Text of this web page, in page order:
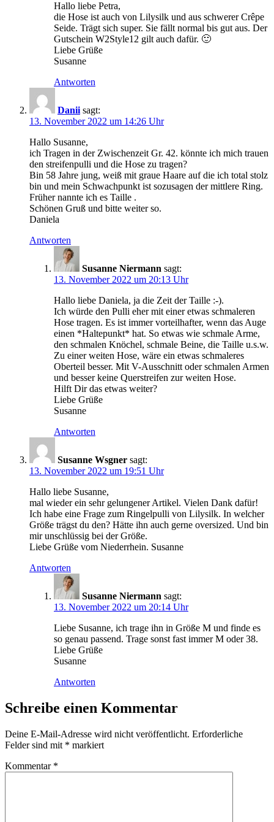
Hallo liebe Petra,
die Hose ist auch von Lilysilk und aus schwerer Crêpe
Seide. Trägt sich super. Sie fällt normal bis gut aus. Der
Gutschein W2Style12 gilt auch dafür. 🙂
Liebe Grüße
Susanne
Antworten
Danii sagt:
13. November 2022 um 14:26 Uhr
Hallo Susanne,
ich Tragen in der Zwischenzeit Gr. 42. könnte ich mich trauen
den streifenpulli und die Hose zu tragen?
Bin 58 Jahre jung, weiß mit graue Haare auf die ich total stolz
bin und mein Schwachpunkt ist sozusagen der mittlere Ring.
Früher nannte ich es Taille .
Schönen Gruß und bitte weiter so.
Daniela
Antworten
Susanne Niermann sagt:
13. November 2022 um 20:13 Uhr
Hallo liebe Daniela, ja die Zeit der Taille :-).
Ich würde den Pulli eher mit einer etwas schmaleren
Hose tragen. Es ist immer vorteilhafter, wenn das Auge
einen *Haltepunkt* hat. So etwas wie schmale Arme,
den schmalen Knöchel, schmale Beine, die Taille u.s.w.
Zu einer weiten Hose, wäre ein etwas schmaleres
Oberteil besser. Mit V-Ausschnitt oder schmalen Armen
und besser keine Querstreifen zur weiten Hose.
Hilft Dir das etwas weiter?
Liebe Grüße
Susanne
Antworten
Susanne Wsgner sagt:
13. November 2022 um 19:51 Uhr
Hallo liebe Susanne,
mal wieder ein sehr gelungener Artikel. Vielen Dank dafür!
Ich habe eine Frage zum Ringelpulli von Lilysilk. In welcher
Größe trägst du den? Hätte ihn auch gerne oversized. Und bin
mir unschlüssig bei der Größe.
Liebe Grüße vom Niederrhein. Susanne
Antworten
Susanne Niermann sagt:
13. November 2022 um 20:14 Uhr
Liebe Susanne, ich trage ihn in Größe M und finde es
so genau passend. Trage sonst fast immer M oder 38.
Liebe Grüße
Susanne
Antworten
Schreibe einen Kommentar
Deine E-Mail-Adresse wird nicht veröffentlicht. Erforderliche
Felder sind mit * markiert
Kommentar *